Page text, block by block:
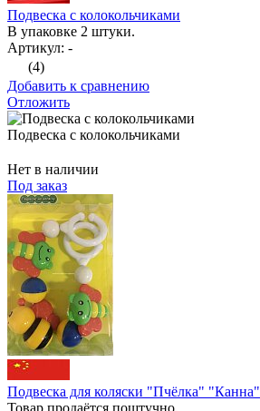
Подвеска с колокольчиками
В упаковке 2 штуки.
Артикул: -
(4)
Добавить к сравнению
Отложить
Подвеска с колокольчиками
Нет в наличии
Под заказ
Подвеска для коляски "Пчёлка" "Канна"